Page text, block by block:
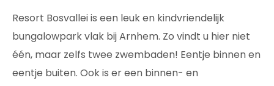
Resort Bosvallei is een leuk en kindvriendelijk
bungalowpark vlak bij Arnhem. Zo vindt u hier niet
één, maar zelfs twee zwembaden! Eentje binnen en
eentje buiten. Ook is er een binnen- en